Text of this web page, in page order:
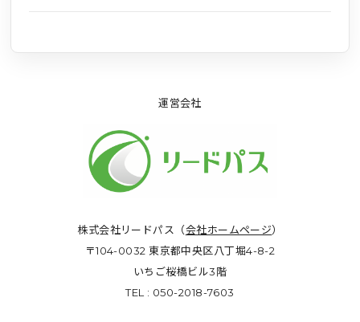
運営会社
株式会社リードパス（会社ホームページ）
〒104-0032 東京都中央区八丁堀4-8-2
いちご桜橋ビル3階
TEL : 050-2018-7603